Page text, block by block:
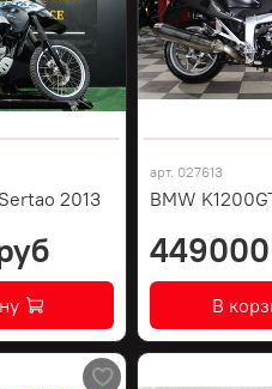
2013
арт. 027613
BMW
В